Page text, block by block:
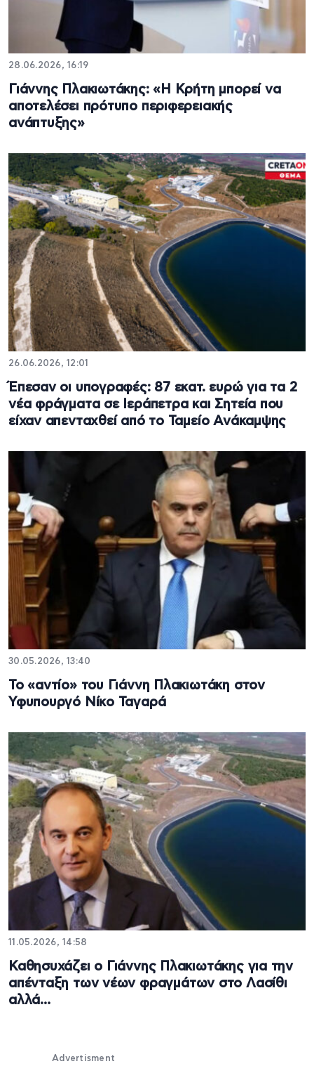
28.06.2026, 16:19
Γιάννης Πλακιωτάκης: «Η Κρήτη μπορεί να
αποτελέσει πρότυπο περιφερειακής
ανάπτυξης»
26.06.2026, 12:01
Έπεσαν οι υπογραφές: 87 εκατ. ευρώ για τα 2
νέα φράγματα σε Ιεράπετρα και Σητεία που
είχαν απενταχθεί από το Ταμείο Ανάκαμψης
30.05.2026, 13:40
Το «αντίο» του Γιάννη Πλακιωτάκη στον
Υφυπουργό Νίκο Ταγαρά
11.05.2026, 14:58
Καθησυχάζει ο Γιάννης Πλακιωτάκης για την
απένταξη των νέων φραγμάτων στο Λασίθι
αλλά…
Advertisment